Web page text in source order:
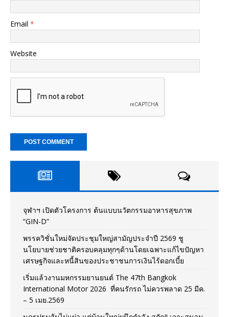
Email *
Website
จุฬาฯ เปิดตัวโครงการ ต้นแบบนวัตกรรมอาหารสุขภาพ
“GIN-D”
พรรควิชั่นใหม่จัดประชุมใหญ่สามัญประจำปี 2569 ชู
นโยบายช่วยชาติครอบคลุมทุกๆด้านโดยเฉพาะแก้ไขปัญหา
เศรษฐกิจและหนี้สินของประชาชนการเงินไร้ดอกเบี้ย
เริ่มแล้วงานมหกรรมยานยนต์ The 47th Bangkok
International Motor 2026 ที่คนรักรถ ไม่ควรพลาด 25 มีค.
– 5 เมย.2569